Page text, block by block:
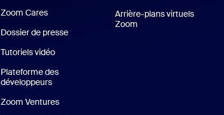
Zoom Cares
Dossier de presse
Tutoriels vidéo
Plateforme des
développeurs
Zoom Ventures
Arrière-plans virtuels
Zoom